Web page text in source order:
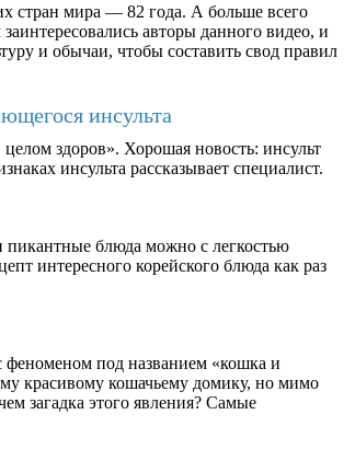
стран мира — 82 года. А больше всего
авторы данного видео, и
и обычаи, чтобы составить свод правил
инсульта
здоров». Хорошая новость: инсульт
инсульта рассказывает специалист.
пикантные блюда можно с легкостью
интересного корейского блюда как раз
феноменом под названием «кошка и
красивому кошачьему домику, но мимо
загадка этого явления? Самые